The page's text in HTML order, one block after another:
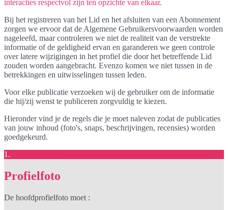
interacties respectvol zijn ten opzichte van elkaar.
Bij het registreren van het Lid en het afsluiten van een Abonnement
zorgen we ervoor dat de Algemene Gebruikersvoorwaarden worden
nageleefd, maar controleren we niet de realiteit van de verstrekte
informatie of de geldigheid ervan en garanderen we geen controle
over latere wijzigingen in het profiel die door het betreffende Lid
zouden worden aangebracht. Evenzo komen we niet tussen in de
betrekkingen en uitwisselingen tussen leden.
Voor elke publicatie verzoeken wij de gebruiker om de informatie
die hij/zij wenst te publiceren zorgvuldig te kiezen.
Hieronder vind je de regels die je moet naleven zodat de publicaties
van jouw inhoud (foto's, snaps, beschrijvingen, recensies) worden
goedgekeurd.
1.
Profielfoto
De hoofdprofielfoto moet :